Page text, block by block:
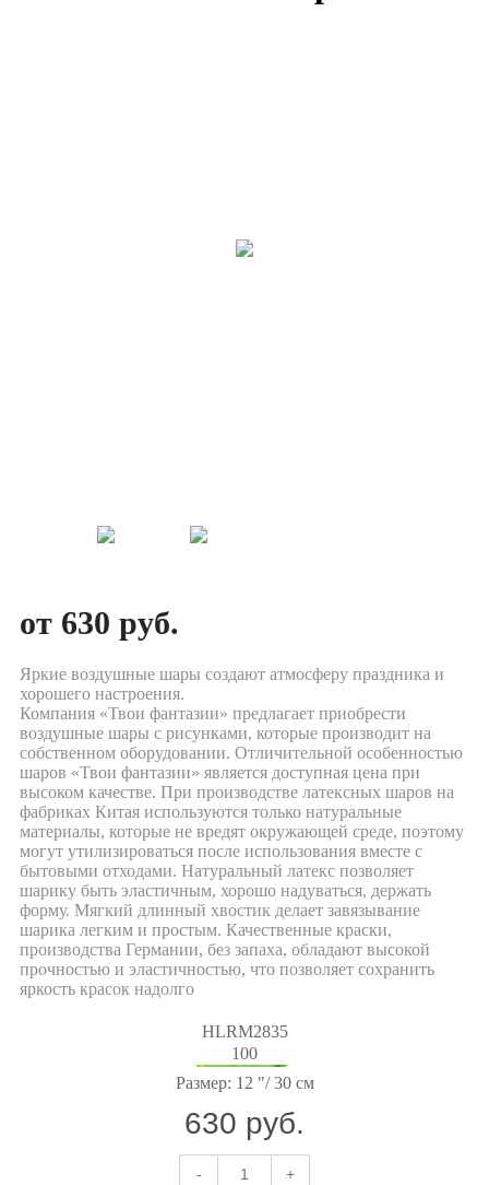
от 630 руб.
Яркие воздушные шары создают атмосферу праздника и
хорошего настроения.
Компания «Твои фантазии» предлагает приобрести
воздушные шары с рисунками, которые производит на
собственном оборудовании. Отличительной особенностью
шаров «Твои фантазии» является доступная цена при
высоком качестве. При производстве латексных шаров на
фабриках Китая используются только натуральные
материалы, которые не вредят окружающей среде, поэтому
могут утилизироваться после использования вместе с
бытовыми отходами. Натуральный латекс позволяет
шарику быть эластичным, хорошо надуваться, держать
форму. Мягкий длинный хвостик делает завязывание
шарика легким и простым. Качественные краски,
производства Германии, без запаха, обладают высокой
прочностью и эластичностью, что позволяет сохранить
яркость красок надолго
HLRM2835
100
Размер: 12 "/ 30 см
630 руб.
- +